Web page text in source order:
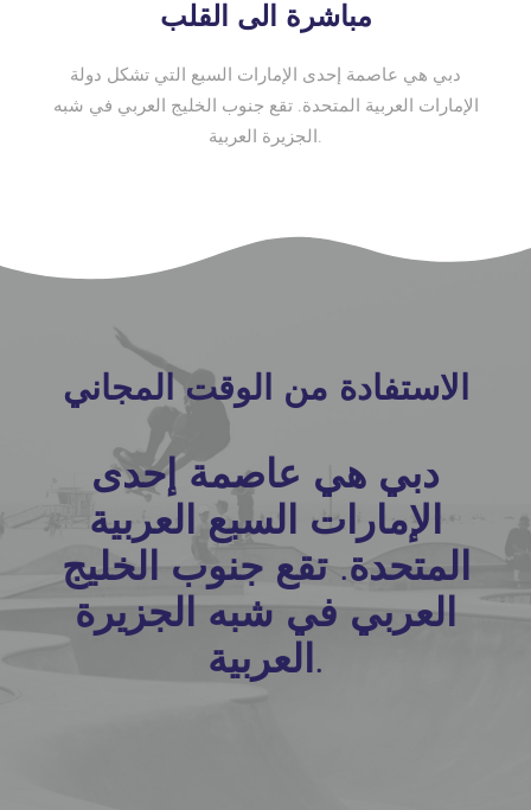
مباشرة الى القلب
دبي هي عاصمة إحدى الإمارات السبع التي تشكل دولة
الإمارات العربية المتحدة. تقع جنوب الخليج العربي في شبه
الجزيرة العربية.
الاستفادة من الوقت المجاني
دبي هي عاصمة إحدى
الإمارات السبع العربية
المتحدة. تقع جنوب الخليج
العربي في شبه الجزيرة
العربية.